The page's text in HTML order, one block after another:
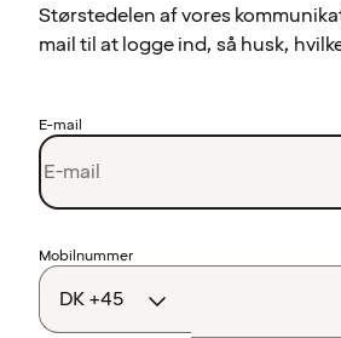
Størstedelen af vores
mail til at logge ind, så husk,
E-mail
Landekode
Mobilnummer